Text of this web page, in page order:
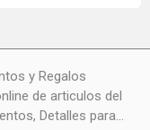
y Regalos
de articulos del
Detalles para...